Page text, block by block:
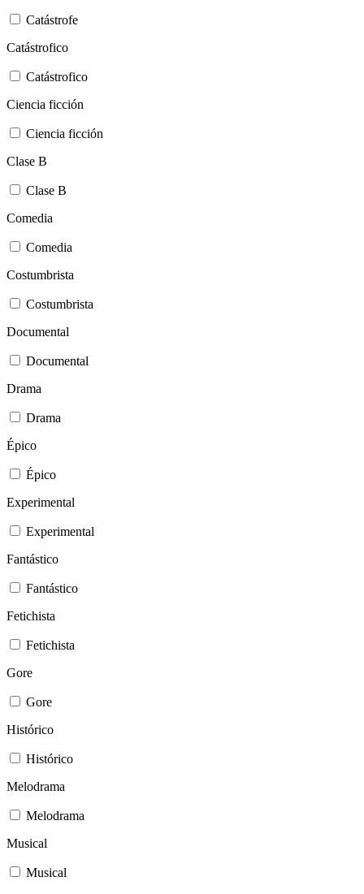
Catástrofe
Catástrofico
Catástrofico
Ciencia ficción
Ciencia ficción
Clase B
Clase B
Comedia
Comedia
Costumbrista
Costumbrista
Documental
Documental
Drama
Drama
Épico
Épico
Experimental
Experimental
Fantástico
Fantástico
Fetichista
Fetichista
Gore
Gore
Histórico
Histórico
Melodrama
Melodrama
Musical
Musical